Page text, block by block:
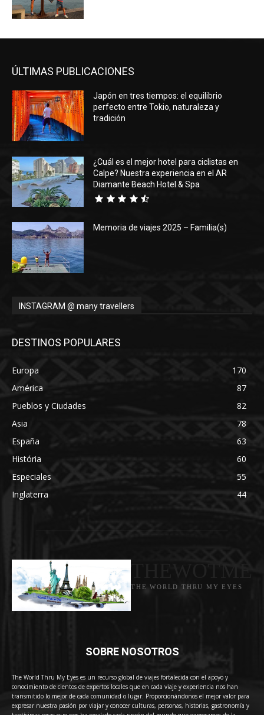
ÚLTIMAS PUBLICACIONES
Japón en tres tiempos: el equilibrio
perfecto entre Tokio, naturaleza y
tradición
¿Cuál es el mejor hotel para ciclistas en
Calpe? Nuestra experiencia en el AR
Diamante Beach Hotel & Spa
Memoria de viajes 2025 – Familia(s)
INSTAGRAM @ many travellers
DESTINOS POPULARES
Europa
170
América
87
Pueblos y Ciudades
82
Asia
78
España
63
História
60
Especiales
55
Inglaterra
44
THE WORLD THRU MY EYES
SOBRE NOSOTROS
The World Thru My Eyes es un recurso global de viajes fortalecida con el apoyo y
conocimiento de cientos de expertos locales que en cada viaje y experiencia nos han
transmitido lo mejor de cada comunidad o lugar. Proporcionándonos el mejor valor para
expresar nuestra pasión por viajar y conocer culturas, personas, historias, gastronomía y